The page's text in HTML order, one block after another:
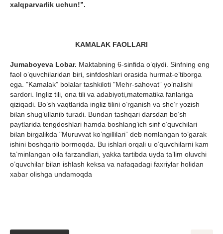
xalqparvarlik uchun!”.
KAMALAK FAOLLARI
Jumaboyeva Lobar. Maktabning 6-sinfida o’qiydi. Sinfning eng
faol o’quvchilaridan biri, sinfdoshlari orasida hurmat-e’tiborga
ega. "Kamalak” bolalar tashkiloti "Mehr-sahovat” yo’nalishi
sardori. Ingliz tili, ona tili va adabiyoti,matematika fanlariga
qiziqadi. Bo’sh vaqtlarida ingliz tilini o’rganish va she’r yozish
bilan shug’ullanib turadi. Bundan tashqari darsdan bo’sh
paytlarida tengdoshlari hamda boshlang’ich sinf o’quvchilari
bilan birgalikda "Muruvvat ko’ngillilari” deb nomlangan to’garak
ishini boshqarib bormoqda. Bu ishlari orqali u o’quvchilarni kam
ta’minlangan oila farzandlari, yakka tartibda uyda ta’lim oluvchi
o’quvchilar bilan ishlash keksa va nafaqadagi faxriylar holidan
xabar olishga undamoqda